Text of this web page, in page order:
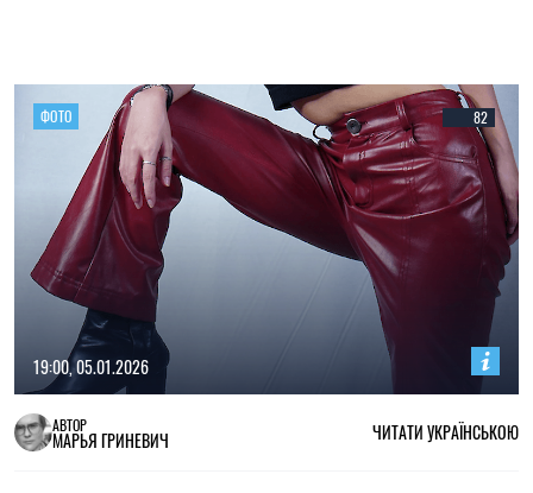
82
ФОТО
19:00, 05.01.2026
АВТОР
МАРЬЯ ГРИНЕВИЧ ЧИТАТИ УКРАЇНСЬКОЮ